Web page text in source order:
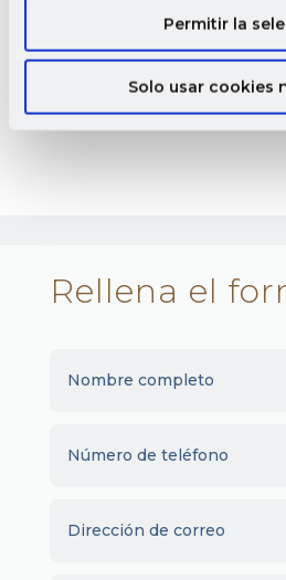
Permitir la
Solo usar cookies
Puesto
Tarde
Rellena el